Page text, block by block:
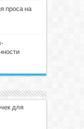
проса на
для